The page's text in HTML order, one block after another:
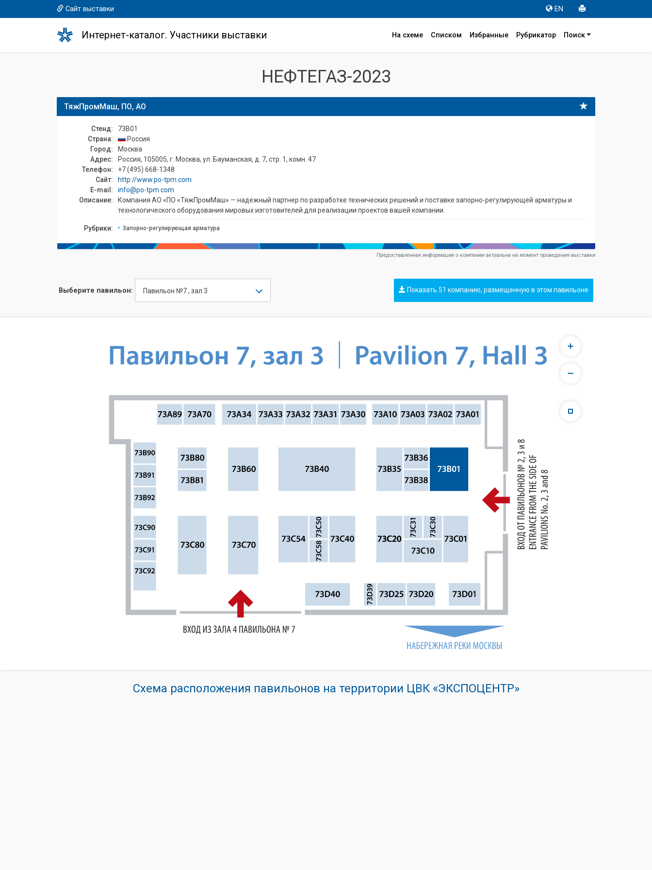
Сайт выставки EN
Интернет-каталог. Участники выставки На схеме Списком Избранные Рубрикатор Поиск
НЕФТЕГАЗ-2023
ТяжПромМаш, ПО, АО
Стенд:
73B01
Страна:
Россия
Город:
Москва
Адрес:
Россия, 105005, г. Москва, ул. Бауманская, д. 7, стр. 1, комн. 47
Телефон:
+7 (495) 668-1348
Сайт:
http://www.po-tpm.com
E-mail:
info@po-tpm.com
Описание:
Компания АО «ПО «ТяжПромМаш» — надежный партнер по разработке технических решений и поставке запорно-регулирующей арматуры и
технологического оборудования мировых изготовителей для реализации проектов вашей компании.
Рубрики: Запорно-регулирующая арматура
Предоставленная информация о компании актуальна на момент проведения выставки
Выберите павильон: Павильон №7 , зал 3 Показать 51 компанию, размещенную в этом павильоне
Схема расположения павильонов на территории ЦВК «ЭКСПОЦЕНТР»